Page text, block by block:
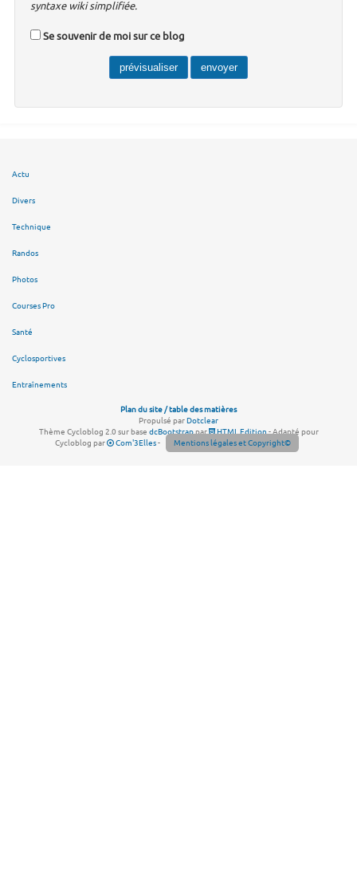
syntaxe wiki simplifiée.
Se souvenir de moi sur ce blog
Actu
Divers
Technique
Randos
Photos
Courses Pro
Santé
Cyclosportives
Entraînements
Plan du site / table des matières
Propulsé parDotclear
Thème Cycloblog 2.0 sur base dcBootstrappar HTML Edition- Adapté pour
Cycloblog par
Com'3Elles- Mentions légales et Copyright©